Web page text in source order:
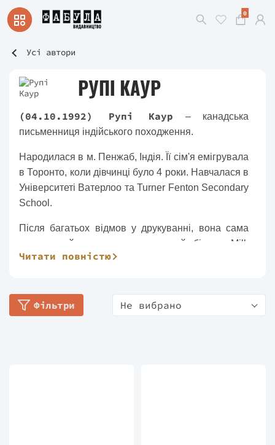
0
Усі автори
РУПІ КАУР
(04.10.1992) Рупі Каур – канадська
письменниця індійського походження.
Народилася в м. Пенжаб, Індія. Її сім'я емігрувала
в Торонто, коли дівчинці було 4 роки. Навчалася в
Університеті Ватерлоо та Turner Fenton Secondary
School.
Після багатьох відмов у друкуванні, вона сама
зверстала й надрукувала поетичний збірник «Milk
and honey», який став світовим бестселером та
світу.
Читати повністю
Фільтри Не вибрано